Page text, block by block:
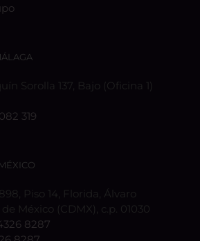
Sorolla 137, Bajo (Oficina 1)
319
Piso 14, Florida, Álvaro
México (CDMX), c.p. 01030
8287